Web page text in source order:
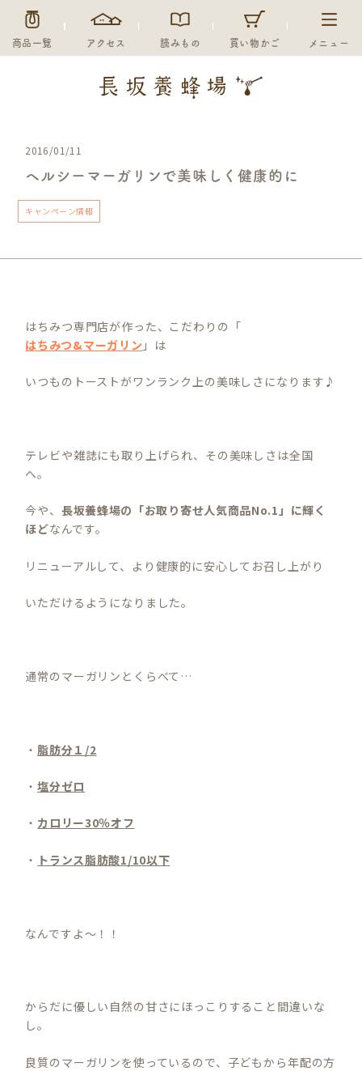
商品一覧 アクセス 読みもの 買い物かご メニュー
2016/01/11
ヘルシーマーガリンで美味しく健康的に
キャンペーン情報
はちみつ専門店が作った、こだわりの「
はちみつ&マーガリン 」は
いつものトーストがワンランク上の美味しさになります♪
テレビや雑誌にも取り上げられ、その美味しさは全国
へ。
今や、 長坂養蜂場の「お取り寄せ人気商品No.1」に輝く
ほどなんです。
リニューアルして、より健康的に安心してお召し上がり
いただけるようになりました。
通常のマーガリンとくらべて…
・ 脂肪分１/2
・塩分ゼロ
・ カロリー30％オフ
・ トランス脂肪酸1/10以下
なんですよ～！！
からだに優しい自然の甘さにほっこりすること間違いな
し。
良質のマーガリンを使っているので、子どもから年配の方